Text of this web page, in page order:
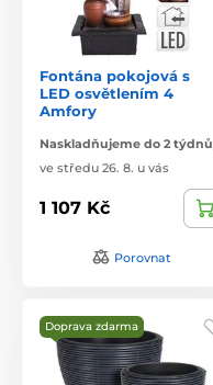
Fontána pokojová s
LED osvětlením 4
Amfory
Naskladňujeme do 2 týdnů
ve středu 26. 8. u vás
1 107 Kč
Porovnat
Doprava zdarma